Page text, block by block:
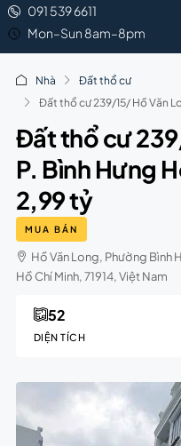
091 539 6611
Mon–Sun 8am–8pm
Nhà
Đất thổ cư
Đất thổ cư 239/15/ Hồ Văn
Đất thổ cư
P. Bình Hưng
2,99 tỷ
MUA BÁN
Hồ Văn Long, Phường Bình
Hồ Chí Minh, 71914, Việt Nam
DIỆN TÍCH
52